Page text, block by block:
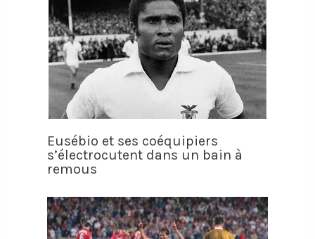
Eusébio et ses coéquipiers
s’électrocutent dans un bain à
remous